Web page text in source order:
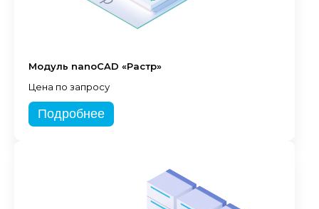
Модуль nanoCAD «Растр»
Цена по запросу
Подробнее